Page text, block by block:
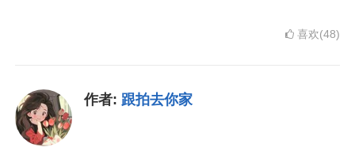
喜欢(48)
作者: 跟拍去你家